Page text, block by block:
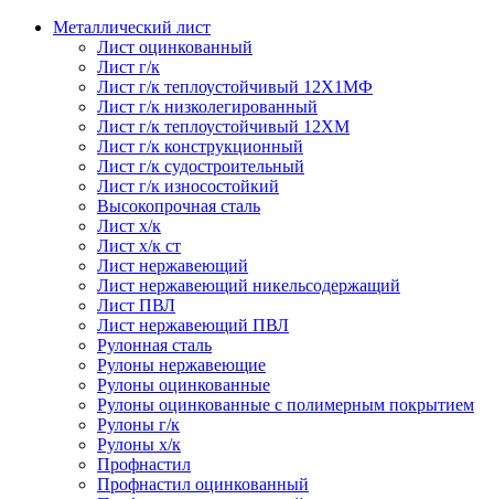
Металлический лист
Лист оцинкованный
Лист г/к
Лист г/к теплоустойчивый 12Х1МФ
Лист г/к низколегированный
Лист г/к теплоустойчивый 12ХМ
Лист г/к конструкционный
Лист г/к судостроительный
Лист г/к износостойкий
Высокопрочная сталь
Лист х/к
Лист х/к ст
Лист нержавеющий
Лист нержавеющий никельсодержащий
Лист ПВЛ
Лист нержавеющий ПВЛ
Рулонная сталь
Рулоны нержавеющие
Рулоны оцинкованные
Рулоны оцинкованные с полимерным покрытием
Рулоны г/к
Рулоны х/к
Профнастил
Профнастил оцинкованный